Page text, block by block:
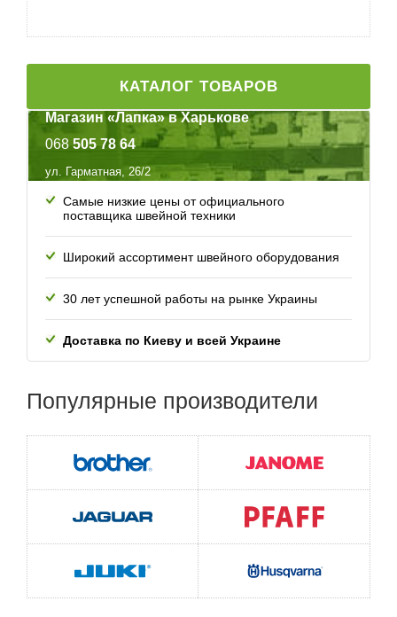
КАТАЛОГ ТОВАРОВ
Магазин «Лапка» в Харькове
068 505 78 64
ул. Гарматная, 26/2
Самые низкие цены от официального
поставщика швейной техники
Широкий ассортимент швейного оборудования
30 лет успешной работы на рынке Украины
Доставка по Киеву и всей Украине
Популярные производители